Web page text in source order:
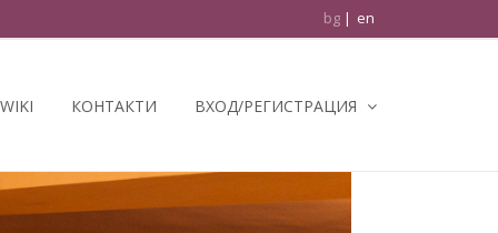
bg en
КОНТАКТИ ВХОД/РЕГИСТРАЦИЯ